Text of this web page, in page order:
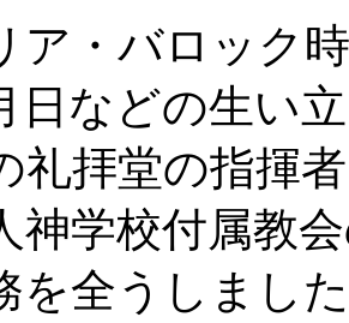
・バロック
日などの生い
礼拝堂の指揮
神学校付属教
を全うしまし